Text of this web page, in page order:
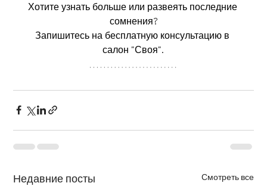
Хотите узнать больше или развеять последние
сомнения?
Запишитесь на бесплатную консультацию в
салон "Своя".
Недавние посты Смотреть все